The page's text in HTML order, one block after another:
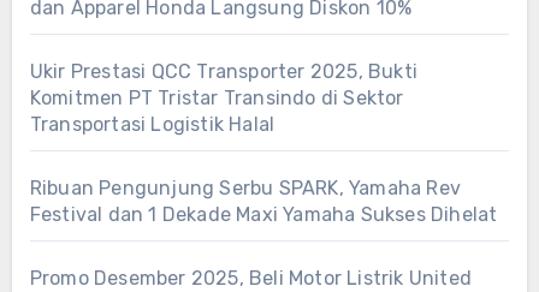
dan Apparel Honda Langsung Diskon 10%
Ukir Prestasi QCC Transporter 2025, Bukti
Komitmen PT Tristar Transindo di Sektor
Transportasi Logistik Halal
Ribuan Pengunjung Serbu SPARK, Yamaha Rev
Festival dan 1 Dekade Maxi Yamaha Sukses Dihelat
Promo Desember 2025, Beli Motor Listrik United